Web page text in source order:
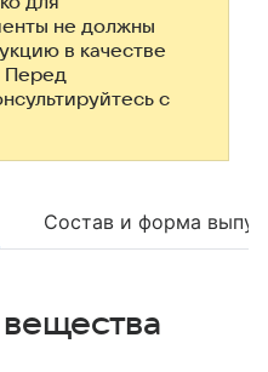
не должны
в качестве
Перед
с
Состав и форма